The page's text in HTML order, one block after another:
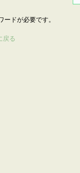
ドが必要です。
戻る